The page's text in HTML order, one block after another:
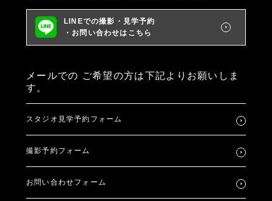
LINEでの撮影・見学予約
・お問い合わせはこちら
メールでの ご希望の方は下記よりお願いしま
す。
スタジオ見学予約フォーム
撮影予約フォーム
お問い合わせフォーム